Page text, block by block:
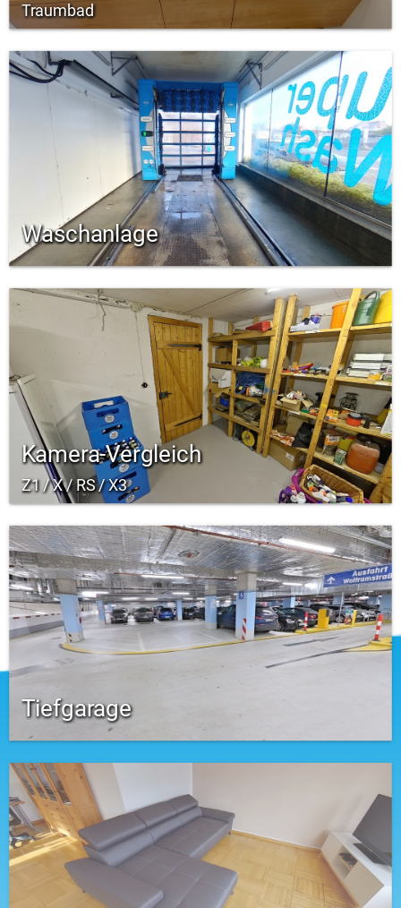
Traumbad
Waschanlage
Kamera-Vergleich
Z1 / X / RS / X3
Tiefgarage